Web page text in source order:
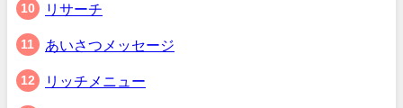
リサーチ
あいさつメッセージ
リッチメニュー